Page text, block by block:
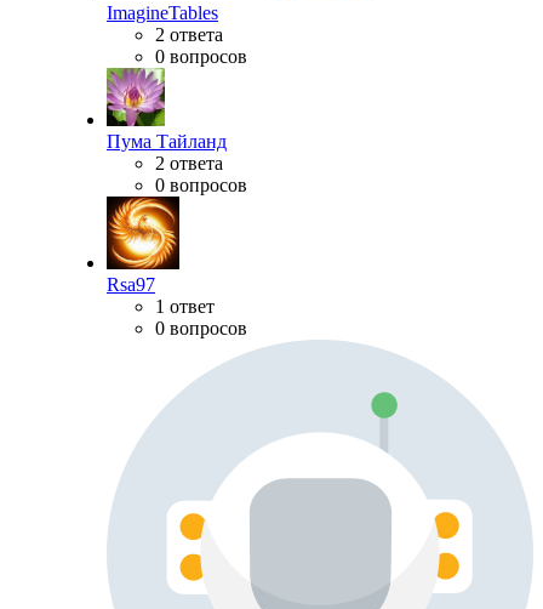
ImagineTables
2 ответа
0 вопросов
Пума Тайланд
2 ответа
0 вопросов
Rsa97
1 ответ
0 вопросов